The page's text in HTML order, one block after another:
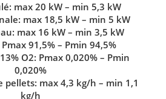
max 20 kW – min 5,3 kW
max 18,5 kW – min 5 kW
max 16 kW – min 3,5 kW
91,5% – Pmin 94,5%
O2: Pmax 0,020% – Pmin
0,020%
pellets: max 4,3 kg/h – min 1,1
kg/h